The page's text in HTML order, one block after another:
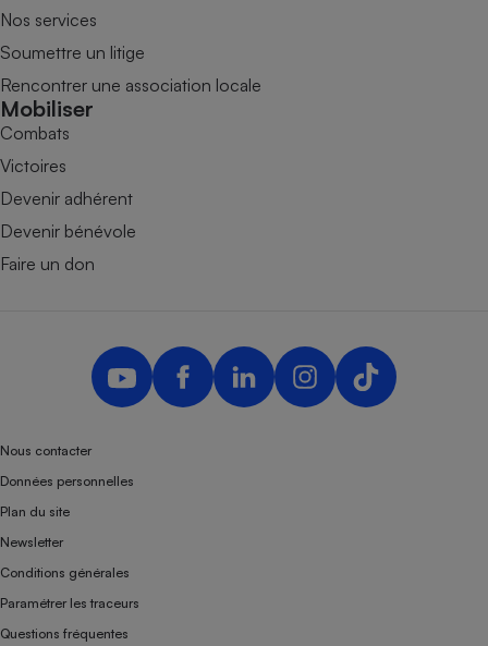
Nos services
Soumettre un litige
Rencontrer une association locale
Mobiliser
Combats
Victoires
Devenir adhérent
Devenir bénévole
Faire un don
Nous contacter
Données personnelles
Plan du site
Newsletter
Conditions générales
Paramétrer les traceurs
Questions fréquentes